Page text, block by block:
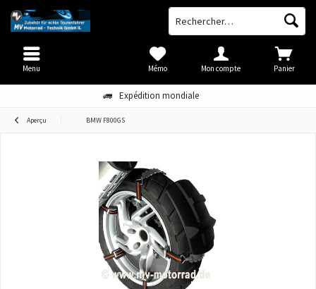
Expédition mondiale
Panier
Mémo Mon compte
Menu
Aperçu BMW F800GS